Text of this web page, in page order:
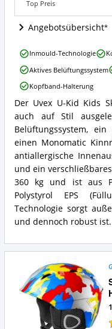
Kinder
Skihelm
erhältlich?
Top Preis
Angebotsübersicht
Uvex
U-
Kid
Zusammenfassung:
Was
bietet
dieser
Kinder
Skihelm?
Der Uvex U-Kid Kids
auch auf Stil
Belüftungssystem,
einen Monomatic
antiallergische
und ein
360 kg und ist aus
Polystyrol EPS
Technologie sorgt
und dennoch robust ist.
Uvex
Kid
Vorteile:
Was
spricht
für
diesen
Kinder
Skihelm?
Inmould-Technologie
Aktives Belüftungssystem
Kopfband-Halterung